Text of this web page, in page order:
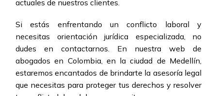
actuales de nuestros clientes.
Si estás enfrentando un conflicto laboral y
necesitas orientación jurídica especializada, no
dudes en contactarnos. En nuestra web de
abogados en Colombia, en la ciudad de Medellín,
estaremos encantados de brindarte la asesoría legal
que necesitas para proteger tus derechos y resolver